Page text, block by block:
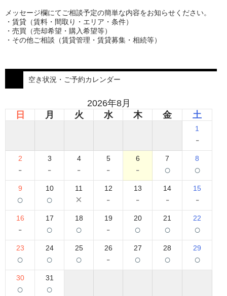
メッセージ欄にてご相談予定の簡単な内容をお知らせください。
・賃貸（賃料・間取り・エリア・条件）
・売買（売却希望・購入希望等）
・その他ご相談（賃貸管理・賃貸募集・相続等）
空き状況・ご予約カレンダー
2026年8月
日
月 火 水 木 金 土
1
-
2
-
3
-
4
-
5
-
6
-
7
○
8
○
9
○
10
○
11
×
12
-
13
-
14
-
15
-
16
-
17
○
18
○
19
-
20
○
21
○
22
○
23
○
24
○
25
○
26
-
27
○
28
○
29
○
30
○
31
○